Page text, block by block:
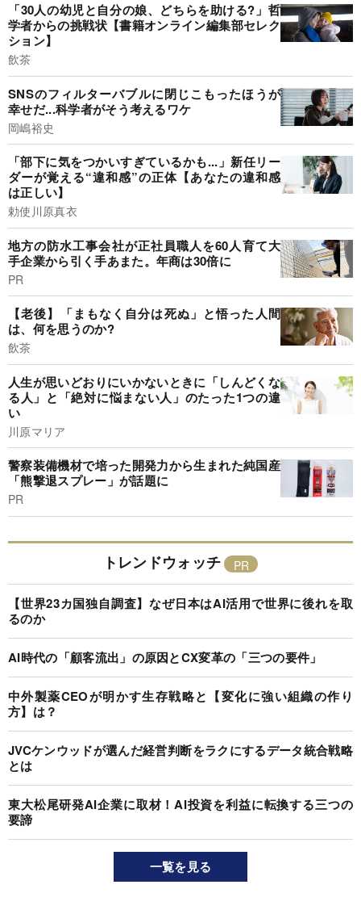
「30人の幼児と自分の娘、どちらを助ける?」哲
学者からの挑戦状【書籍オンライン編集部セレク
ション】
飲茶
SNSのフィルターバブルに閉じこもったほうが
幸せだ...科学者がそう考えるワケ
岡嶋裕史
「部下に気をつかいすぎているかも...」新任リー
ダーが覚える“違和感”の正体【あなたの違和感
は正しい】
勅使川原真衣
地方の防水工事会社が正社員職人を60人育て大
手企業から引く手あまた。年商は30倍に
PR
【老後】「まもなく自分は死ぬ」と悟った人間
は、何を思うのか?
飲茶
人生が思いどおりにいかないときに「しんどくな
る人」と「絶対に悩まない人」のたった1つの違
い
川原マリア
警察装備機材で培った開発力から生まれた純国産
「熊撃退スプレー」が話題に
PR
トレンドウォッチ
【世界23カ国独自調査】なぜ日本はAI活用で世界に後れを取
るのか
AI時代の「顧客流出」の原因とCX変革の「三つの要件」
中外製薬CEOが明かす生存戦略と【変化に強い組織の作り
方】は？
JVCケンウッドが選んだ経営判断をラクにするデータ統合戦略
とは
東大松尾研発AI企業に取材！AI投資を利益に転換する三つの
要諦
一覧を見る